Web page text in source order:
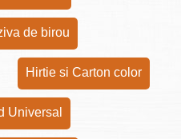
de birou
Hirtie si Carton color
Universal